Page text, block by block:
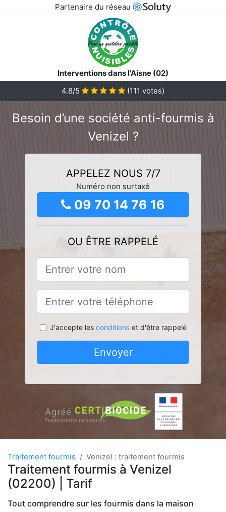
Partenaire du réseau
Interventions dans l'Aisne (02)
4.8/5
(111 votes)
Besoin d’une société anti-fourmis à
Venizel ?
APPELEZ NOUS 7/7
Numéro non surtaxé
09 70 14 76 16
OU ÊTRE RAPPELÉ
J'accepte les conditionset d'être rappelé
Envoyer
Traitement fourmis Venizel : traitement fourmis
Traitement fourmis à Venizel
(02200) | Tarif
Tout comprendre sur les fourmis dans la maison